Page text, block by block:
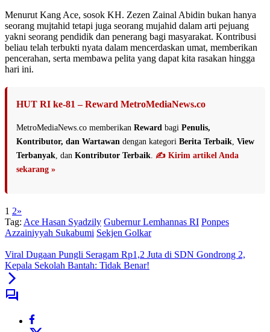
Menurut Kang Ace, sosok KH. Zezen Zainal Abidin bukan hanya
seorang mujtahid tetapi juga seorang mujahid dalam arti pejuang
yakni seorang pendidik dan penerang bagi masyarakat. Kontribusi
beliau telah terbukti nyata dalam mencerdaskan umat, memberikan
pencerahan, serta membawa pelita yang dapat kita rasakan hingga
hari ini.
HUT RI ke-81 – Reward MetroMediaNews.co
MetroMediaNews.co memberikan Reward bagi Penulis,
Kontributor, dan Wartawan dengan kategori Berita Terbaik View
Terbanyak , dan Kontributor Terbaik ✍️ Kirim artikel Anda
sekarang »
1 2»
Tag: Ace Hasan Syadzily Gubernur Lemhannas RI Ponpes
Azzainiyyah Sukabumi Sekjen Golkar
Viral Dugaan Pungli Seragam Rp1,2 Juta di SDN Gondrong 2,
Kepala Sekolah Bantah: Tidak Benar!